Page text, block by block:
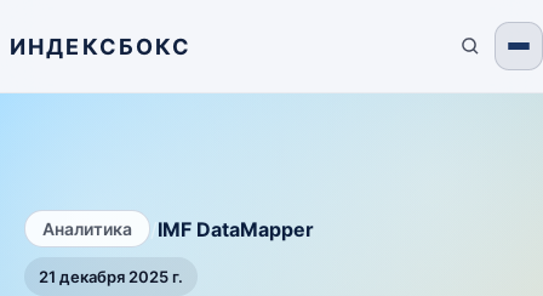
ИНДЕКСБОКС
Аналитика IMF DataMapper
21 декабря 2025 г.